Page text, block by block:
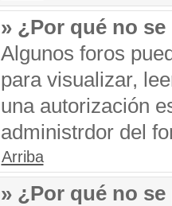
» ¿Por qué no
Algunos foros
para visualizar,
una autorización
administrdor del
Arriba
» ¿Por qué no